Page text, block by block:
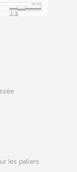
les paliers